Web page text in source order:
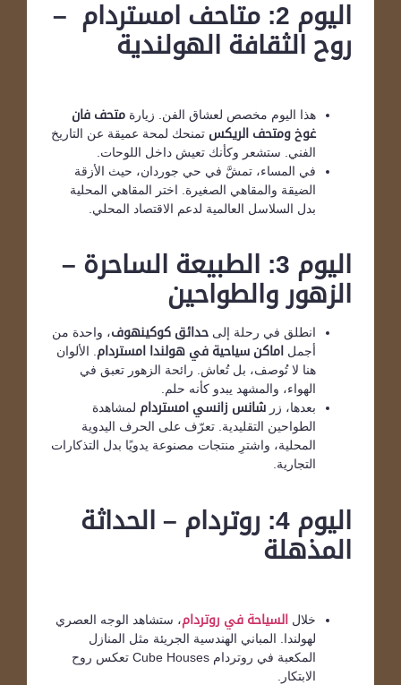
اليوم 2: متاحف امستردام –
روح الثقافة الهولندية
هذا اليوم مخصص لعشاق الفن. زيارة متحف فان
غوخ ومتحف الريكس تمنحك لمحة عميقة عن التاريخ
الفني. ستشعر وكأنك تعيش داخل اللوحات.
في المساء، تمشَّ في حي جوردان، حيث الأزقة
الضيقة والمقاهي الصغيرة. اختر المقاهي المحلية
بدل السلاسل العالمية لدعم الاقتصاد المحلي.
اليوم 3: الطبيعة الساحرة –
الزهور والطواحين
انطلق في رحلة إلى حدائق كوكينهوف، واحدة من
أجمل اماكن سياحية في هولندا امستردام. الألوان
هنا لا تُوصف، بل تُعاش. رائحة الزهور تعبق في
الهواء، والمشهد يبدو كأنه حلم.
بعدها، زر شانس زانسي امستردام لمشاهدة
الطواحين التقليدية. تعرّف على الحرف اليدوية
المحلية، واشترِ منتجات مصنوعة يدويًا بدل التذكارات
التجارية.
اليوم 4: روتردام – الحداثة
المذهلة
خلال السياحة في روتردام، ستشاهد الوجه العصري
لهولندا. المباني الهندسية الجريئة مثل المنازل
المكعبة في روتردام Cube Houses تعكس روح
الابتكار.